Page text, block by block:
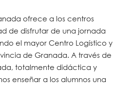
ofrece a los centros
de disfrutar de una jornada
el mayor Centro Logístico y
de Granada. A través de
totalmente didáctica y
enseñar a los alumnos una